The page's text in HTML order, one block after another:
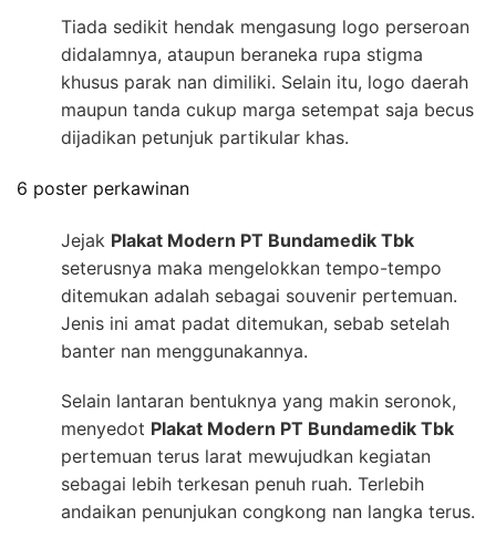
Tiada sedikit hendak mengasung logo perseroan
didalamnya, ataupun beraneka rupa stigma
khusus parak nan dimiliki. Selain itu, logo daerah
maupun tanda cukup marga setempat saja becus
dijadikan petunjuk partikular khas.
6 poster perkawinan
Jejak Plakat Modern PT Bundamedik Tbk
seterusnya maka mengelokkan tempo-tempo
ditemukan adalah sebagai souvenir pertemuan.
Jenis ini amat padat ditemukan, sebab setelah
banter nan menggunakannya.
Selain lantaran bentuknya yang makin seronok,
menyedot Plakat Modern PT Bundamedik Tbk
pertemuan terus larat mewujudkan kegiatan
sebagai lebih terkesan penuh ruah. Terlebih
andaikan penunjukan congkong nan langka terus.